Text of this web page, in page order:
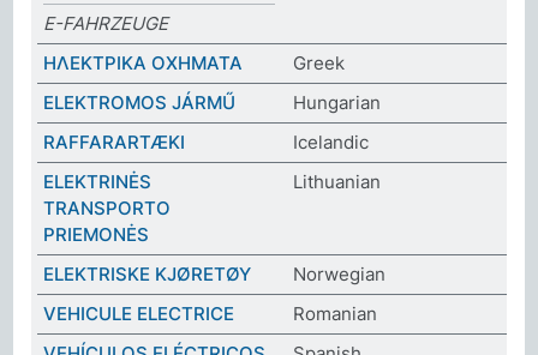
E-FAHRZEUGE
ΗΛΕΚΤΡΙΚΑ ΟΧΗΜΑΤΑ
Greek
ELEKTROMOS JÁRMŰ
Hungarian
RAFFARARTÆKI
Icelandic
ELEKTRINĖS
TRANSPORTO
PRIEMONĖS
Lithuanian
ELEKTRISKE KJØRETØY
Norwegian
VEHICULE ELECTRICE
Romanian